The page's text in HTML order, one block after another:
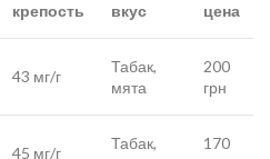
крепость вкус цена
43 мг/г
Табак,
мята
200
грн
45 мг/г
Табак,
170